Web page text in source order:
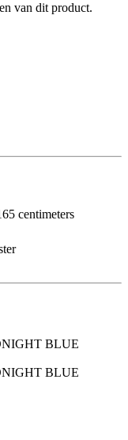
van dit product.
centimeters